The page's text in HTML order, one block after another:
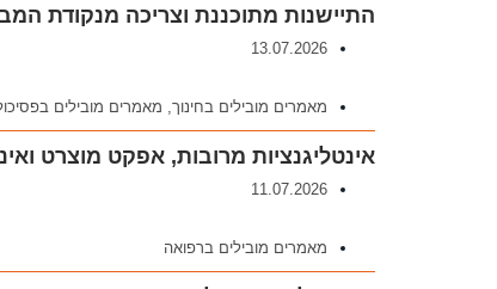
התיישנות מתוכננת וצריכה מנקודת
13.07.2026
מאמרים מובילים בחינוך מאמרים מובילים
אינטליגנציות מרובות, אפקט מוצרט
11.07.2026
מאמרים מובילים ברפואה